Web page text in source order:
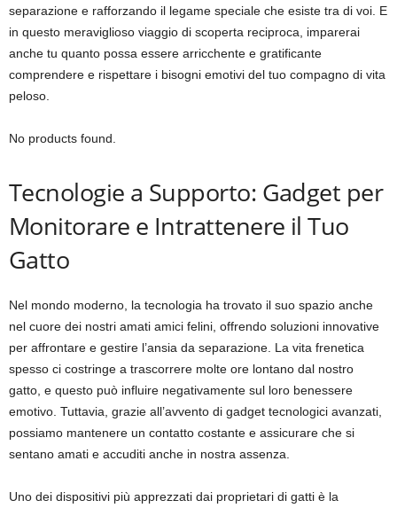
separazione e rafforzando il legame speciale che esiste tra di voi. E
in questo meraviglioso viaggio di scoperta reciproca, imparerai
anche tu quanto possa essere arricchente e gratificante
comprendere e rispettare i bisogni emotivi del tuo compagno di vita
peloso.
No products found.
Tecnologie a Supporto: Gadget per
Monitorare e Intrattenere il Tuo
Gatto
Nel mondo moderno, la tecnologia ha trovato il suo spazio anche
nel cuore dei nostri amati amici felini, offrendo soluzioni innovative
per affrontare e gestire l’ansia da separazione. La vita frenetica
spesso ci costringe a trascorrere molte ore lontano dal nostro
gatto, e questo può influire negativamente sul loro benessere
emotivo. Tuttavia, grazie all’avvento di gadget tecnologici avanzati,
possiamo mantenere un contatto costante e assicurare che si
sentano amati e accuditi anche in nostra assenza.
Uno dei dispositivi più apprezzati dai proprietari di gatti è la